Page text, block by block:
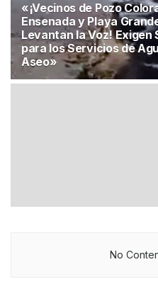
«¡Vecinos de Pozo
Ensenada y Playa
Levantan la Voz! Exigen
para los Servicios de
Aseo»
3 DE NOVIEMBRE DE 2023
No